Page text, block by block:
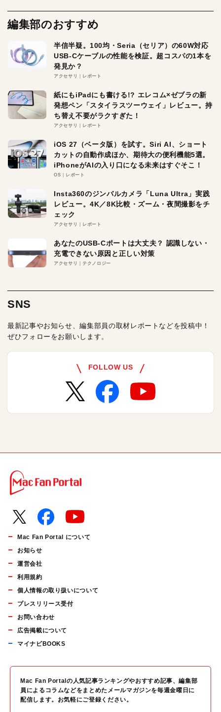
編集部のおすすめ
半信半疑。100均・Seria（セリア）の60W対応
USB-Cケーブルの性能を検証。超コスパの1本を
発見か？
アクセサリ レポート
紙にもiPadにも書ける!? エレコム×ゼブラの新
発想ペン「スタイラスツーウェイ」レビュー。持
ち替え不要がラクすぎた！
アクセサリ レポート
iOS 27（ベータ版）を試す。Siri AI、ショート
カットの自動作成ほか、期待大の便利機能5選。
iPhoneがAIの入り口になる未来はすぐそこ！
OS レポート
Insta360のジンバルカメラ「Luna Ultra」実践
レビュー。4K／8K比較・ズーム・夜間撮影をチ
ェック
アクセサリ レポート
あなたのUSB-Cポートは大丈夫？ 認識しない・
充電できない原因と正しい対策
アクセサリ テクノロジー
SNS
最新記事やお知らせ、編集部員の取材レポートなどを投稿中！
ぜひフォローをお願いします。
FOLLOW US
Mac Fan Portal について
お知らせ
運営会社
利用規約
個人情報の取り扱いについて
プレスリリース受付
お問い合わせ
広告掲載について
マイナビBOOKS
Mac Fan Portalの人気記事ランキングやおすすめ記事、編集部
員によるコラムなどをまとめたメールマガジンを毎週金曜日に
配信します。お気軽にご登録ください。